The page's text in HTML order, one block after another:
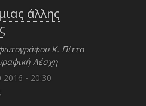
άλλης
Κ. Πίττα
Λέσχη
2016 - 20:30